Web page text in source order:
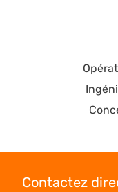
Contactez